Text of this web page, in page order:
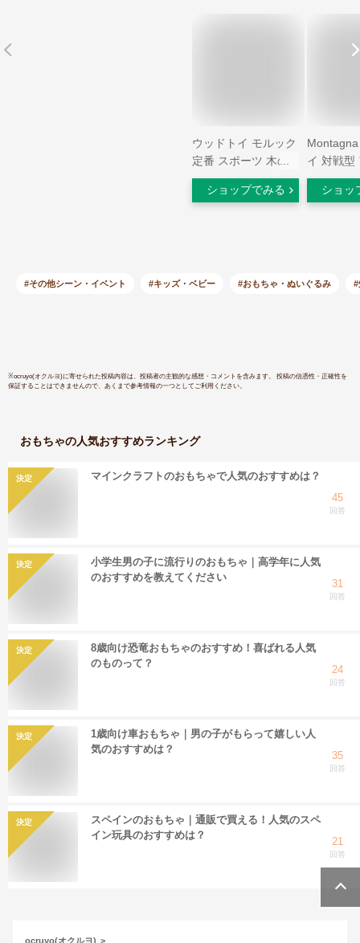
ウッドトイ モルック
定番 スポーツ 木の
おもちゃ ハック
HAC3208 キャンプ
ント アウトドア フ
ショップでみる
イ 対戦型
アゲーム
ド スポ
ショッ
#その他シーン・イベント #キッズ・ベビー #おもちゃ・ぬいぐるみ #
※ocruyo(オクルヨ)に寄せられた投稿内容は、投稿者の主観的な感想・コメントを含みます。 投稿の信憑性・正確性を
保証することはできませんので、あくまで参考情報の一つとしてご利用ください。
おもちゃの人気おすすめランキング
決定
マインクラフトのおもちゃで人気のおすすめは？
45
回答
決定
小学生男の子に流行りのおもちゃ｜高学年に人気
のおすすめを教えてください
31
回答
決定
8歳向け恐竜おもちゃのおすすめ！喜ばれる人気
のものって？
24
回答
決定
1歳向け車おもちゃ｜男の子がもらって嬉しい人
気のおすすめは？
35
回答
決定
スペインのおもちゃ｜通販で買える！人気のスペ
イン玩具のおすすめは？
21
回答
ocruyo(オクルヨ)